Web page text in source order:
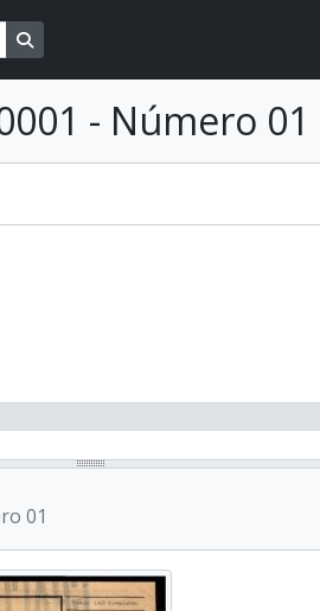
Search in browse page
- Número 01
01